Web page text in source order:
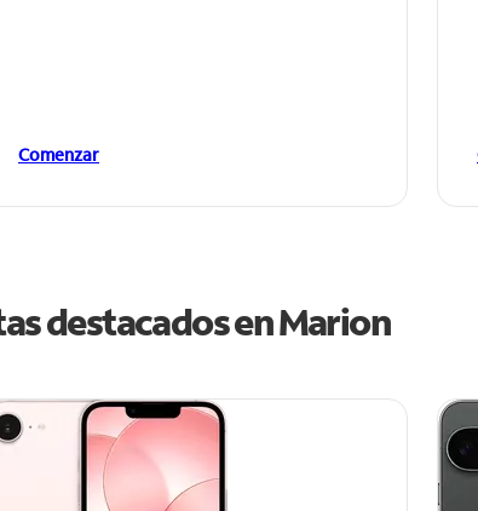
Comenzar
destacados en Marion